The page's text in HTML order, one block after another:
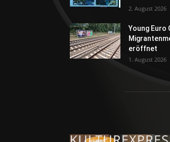
2. August 2026
Young Euro
eröffnet
1. August 2026